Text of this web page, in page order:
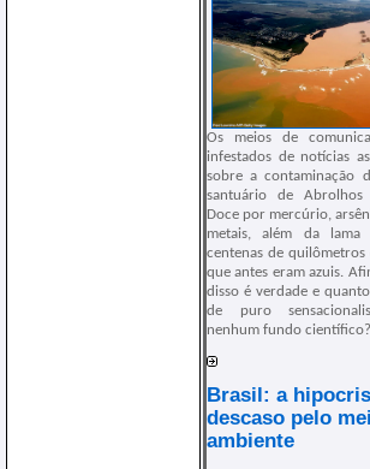
Os meios de
infestados de notícias
sobre a contaminação
santuário de
Doce por mercúrio,
metais, além da lama
centenas de quilômetros
que antes eram azuis.
disso é verdade e
de puro
nenhum fundo científico?
Brasil: a
descaso pelo
ambiente